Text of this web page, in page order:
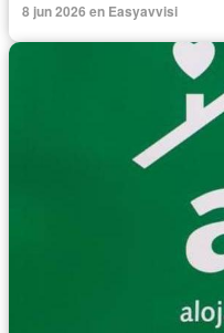
8 jun 2026 en Easyavvisi